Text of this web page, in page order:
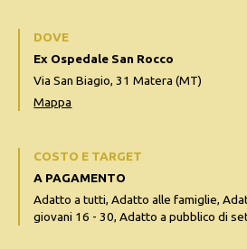
DOVE
Ex Ospedale San Rocco
Via San Biagio, 31 Matera (MT)
Mappa
COSTO E TARGET
A PAGAMENTO
Adatto a tutti, Adatto alle famiglie,
giovani 16 - 30, Adatto a pubblico di